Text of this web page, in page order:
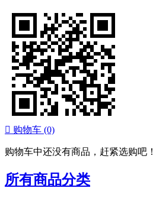
 购物车 (0)
购物车中还没有商品，赶紧选购吧！
所有商品分类